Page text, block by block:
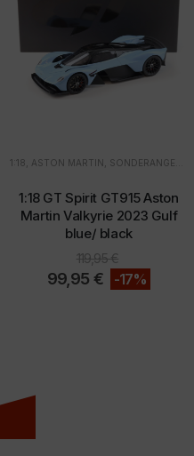
1:18 ASTON MARTIN SONDERANGEBOTE
1:18 GT Spirit GT915 Aston
Martin Valkyrie 2023 Gulf
blue/ black
119,95€
99,95 € -17%